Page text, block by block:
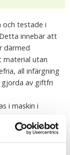
och testade i
Detta innebär att
därmed
material utan
all infärgning
av giftfri
i maskin i